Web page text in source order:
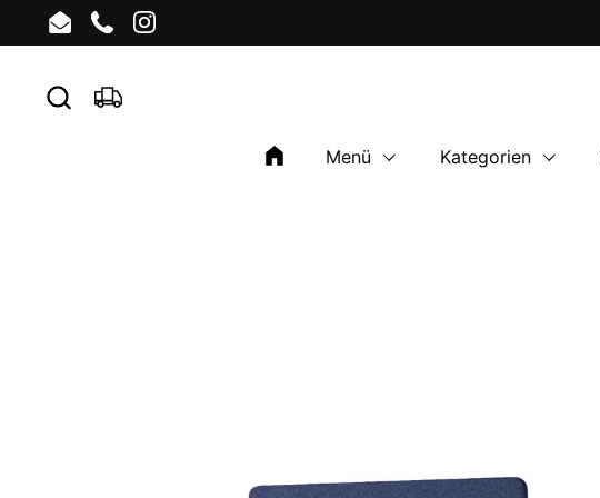
Zum Inhalt springen
EmailPhoneInstagram
Menü Kategorien